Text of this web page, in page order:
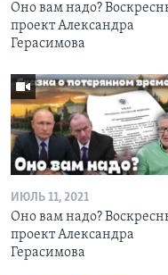
Оно вам надо?
проект Александра
Герасимова
ИЮЛЬ 11, 2021
Оно вам надо?
проект Александра
Герасимова